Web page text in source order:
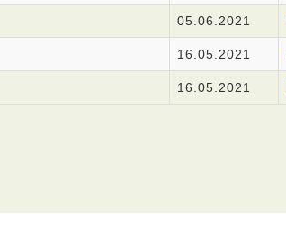
05.06.2021
16.05.2021
16.05.2021